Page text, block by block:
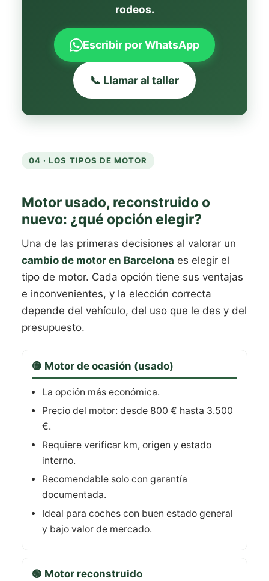
rodeos.
Escribir por WhatsApp
📞 Llamar al taller
04 · LOS TIPOS DE MOTOR
Motor usado, reconstruido o
nuevo: ¿qué opción elegir?
Una de las primeras decisiones al valorar un
cambio de motor en Barcelona es elegir el
tipo de motor. Cada opción tiene sus ventajas
e inconvenientes, y la elección correcta
depende del vehículo, del uso que le des y del
presupuesto.
🟡 Motor de ocasión (usado)
La opción más económica.
Precio del motor: desde 800 € hasta 3.500
€.
Requiere verificar km, origen y estado
interno.
Recomendable solo con garantía
documentada.
Ideal para coches con buen estado general
y bajo valor de mercado.
🟢 Motor reconstruido